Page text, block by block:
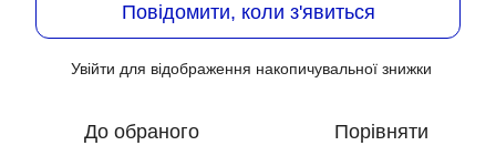
Повідомити, коли з'явиться
Увійти для відображення накопичувальної знижки
До обраного Порівняти